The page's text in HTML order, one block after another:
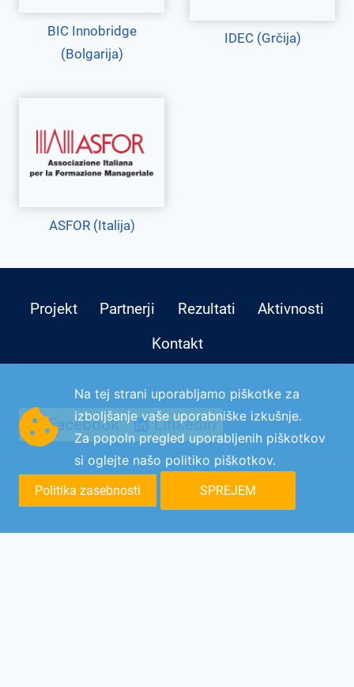
BIC Innobridge
(Bolgarija)
IDEC (Grčija)
ASFOR (Italija)
Projekt Partnerji Rezultati
Aktivnosti
Kontakt
Facebook Linkedin
© C-DISK 2026
Na tej strani uporabljamo piškotke za
izboljšanje vaše uporabniške izkušnje.
Za popoln pregled uporabljenih piškotkov
si oglejte našo politiko piškotkov.
Politika zasebnosti SPREJEM